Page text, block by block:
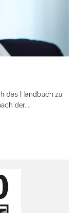
das Handbuch zu
der...